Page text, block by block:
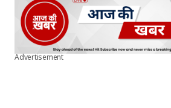
Advertisement